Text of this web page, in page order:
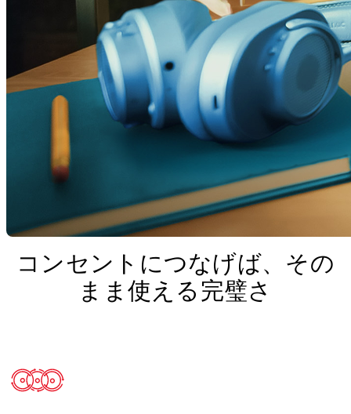
コンセントにつなげば、その
まま使える完璧さ